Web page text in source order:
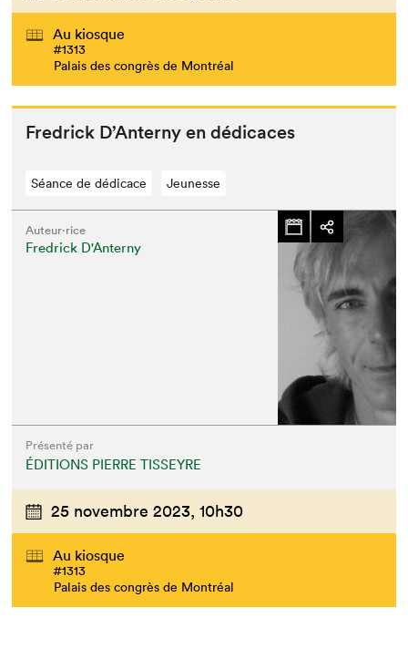
Au kiosque
#1313
Palais des congrès de Montréal
Fredrick D’An­terny en dédicaces
Séance de dédicace Jeunesse
Auteur·rice
Fredrick D'Anterny
Présenté par
ÉDITIONS PIERRE TISSEYRE
25 novembre 2023, 10h30
Au kiosque
#1313
Palais des congrès de Montréal